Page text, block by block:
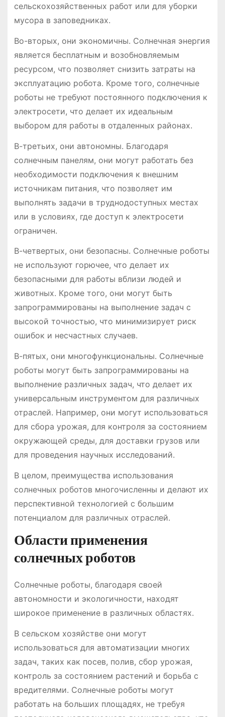
сельскохозяйственных работ или для уборки
мусора в заповедниках.
Во-вторых, они экономичны. Солнечная энергия
является бесплатным и возобновляемым
ресурсом, что позволяет снизить затраты на
эксплуатацию робота. Кроме того, солнечные
роботы не требуют постоянного подключения к
электросети, что делает их идеальным
выбором для работы в отдаленных районах.
В-третьих, они автономны. Благодаря
солнечным панелям, они могут работать без
необходимости подключения к внешним
источникам питания, что позволяет им
выполнять задачи в труднодоступных местах
или в условиях, где доступ к электросети
ограничен.
В-четвертых, они безопасны. Солнечные роботы
не используют горючее, что делает их
безопасными для работы вблизи людей и
животных. Кроме того, они могут быть
запрограммированы на выполнение задач с
высокой точностью, что минимизирует риск
ошибок и несчастных случаев.
В-пятых, они многофункциональны. Солнечные
роботы могут быть запрограммированы на
выполнение различных задач, что делает их
универсальным инструментом для различных
отраслей. Например, они могут использоваться
для сбора урожая, для контроля за состоянием
окружающей среды, для доставки грузов или
для проведения научных исследований.
В целом, преимущества использования
солнечных роботов многочисленны и делают их
перспективной технологией с большим
потенциалом для различных отраслей.
Области применения
солнечных роботов
Солнечные роботы, благодаря своей
автономности и экологичности, находят
широкое применение в различных областях.
В сельском хозяйстве они могут
использоваться для автоматизации многих
задач, таких как посев, полив, сбор урожая,
контроль за состоянием растений и борьба с
вредителями. Солнечные роботы могут
работать на больших площадях, не требуя